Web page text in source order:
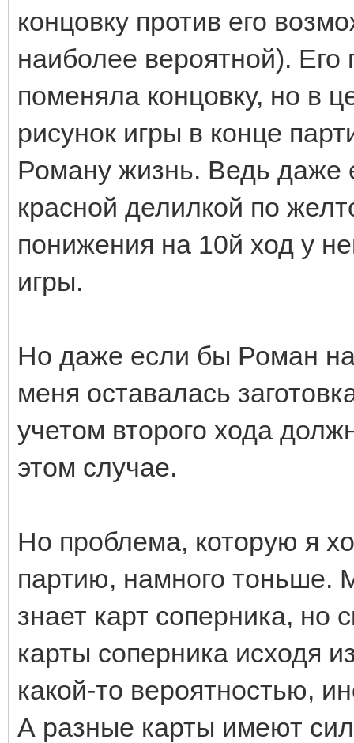
концовку против его
наиболее вероятной). Его
поменяла концовку, но в
рисунок игры в конце
Роману жизнь. Ведь даже
красной делилкой по
понижения на 10й ход у
игры.
Но даже если бы Роман
меня оставалась
учетом второго хода
этом случае.
Но проблема, которую я
партию, намного тоньше.
знает карт соперника, но
карты соперника исходя
какой-то вероятностью,
А разные карты имеют